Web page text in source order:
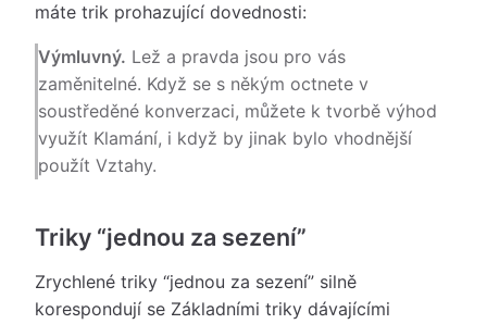
máte trik prohazující dovednosti:
Výmluvný. Lež a pravda jsou pro vás
zaměnitelné. Když se s někým octnete v
soustředěné konverzaci, můžete k tvorbě výhod
využít Klamání, i když by jinak bylo vhodnější
použít Vztahy.
Triky “jednou za sezení”
Zrychlené triky “jednou za sezení” silně
korespondují se Základními triky dávajícími